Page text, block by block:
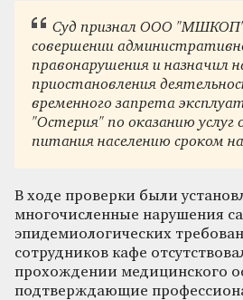
Суд признал ООО
совершении
правонарушения и назначил
приостановления
временного запрета
"Остерия" по оказанию услуг
питания населению сроком
В ходе проверки были
многочисленные нарушения
эпидемиологических
сотрудников кафе
прохождении медицинского
подтверждающие